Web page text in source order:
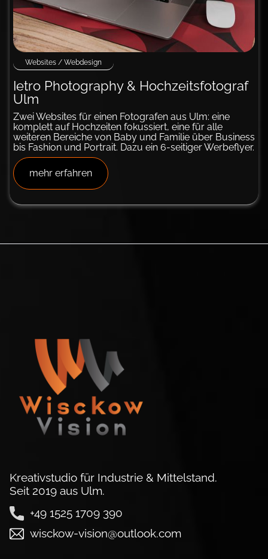
Websites / Webdesign
Ietro Photography & Hochzeitsfotograf
Ulm
Zwei Websites für einen Fotografen aus Ulm: eine
komplett auf Hochzeiten fokussiert, eine für alle
weiteren Bereiche von Baby und Familie über Business
bis Fashion und Portrait. Dazu ein 6-seitiger Werbeflyer.
mehr erfahren
Kreativstudio für Industrie & Mittelstand.
Seit 2019 aus Ulm.
+49 1525 1709 390
wisckow-vision@outlook.com